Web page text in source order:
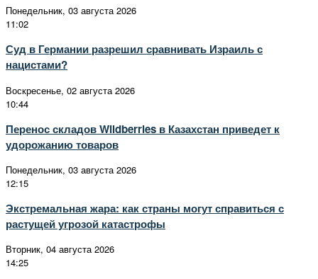
Понедельник, 03 августа 2026
11:02
Суд в Германии разрешил сравнивать Израиль с
нацистами?
Воскресенье, 02 августа 2026
10:44
Перенос складов Wildberries в Казахстан приведет к
удорожанию товаров
Понедельник, 03 августа 2026
12:15
Экстремальная жара: как страны могут справиться с
растущей угрозой катастрофы
Вторник, 04 августа 2026
14:25